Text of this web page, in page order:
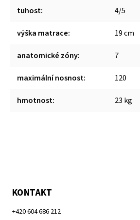
tuhost: 4/5
výška matrace: 19 cm
anatomické zóny: 7
maximální nosnost: 120
hmotnost: 23 kg
KONTAKT
+420 604 686 212